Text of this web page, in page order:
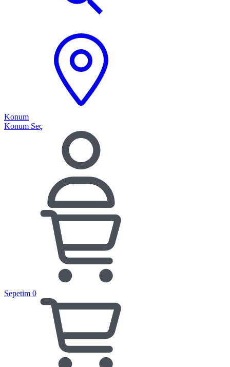
Konum
Konum Seç
Sepetim 0